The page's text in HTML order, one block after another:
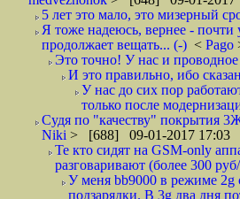
5 лет это мало, это мизерный
Я тоже надеюсь, вернее - почти
продолжает вещать... (-) < Pago
Это точно! У нас и
И это правильно, ибо
У нас до сих пор
только после
Судя по "качеству" покрытия
Niki > [688] 09-01-2017 17:03
Те кто сидят на GSM-only
разговаривают (более 300
У меня bb9000 в режиме 2g
подзарядки. В 3g два дня